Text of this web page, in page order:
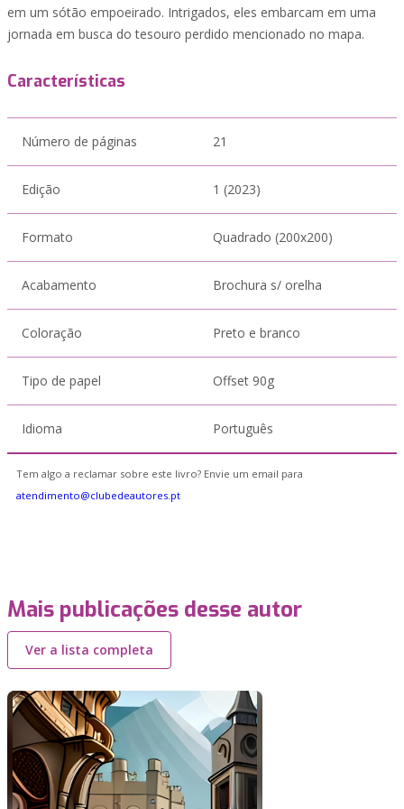
em um sótão empoeirado. Intrigados, eles embarcam em uma
jornada em busca do tesouro perdido mencionado no mapa.
Características
Número de páginas 21
Edição 1 (2023)
Formato Quadrado (200x200)
Acabamento Brochura s/ orelha
Coloração Preto e branco
Tipo de papel Offset 90g
Idioma Português
Tem algo a reclamar sobre este livro? Envie um email para
atendimento@clubedeautores.pt
Mais publicações desse autor
Ver a lista completa